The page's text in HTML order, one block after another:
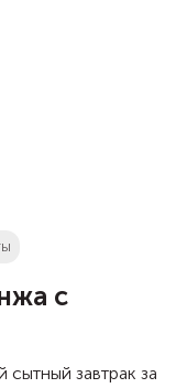
с
завтрак за